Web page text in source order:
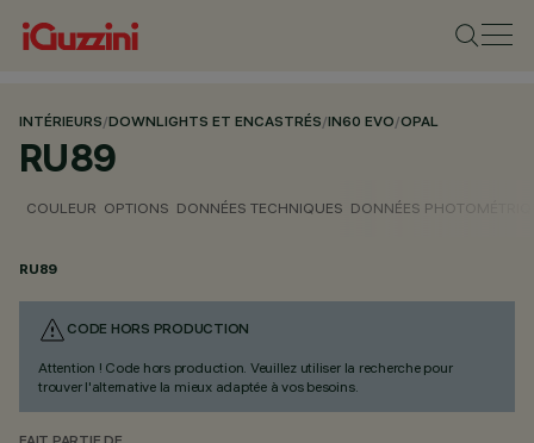
INTÉRIEURS/DOWNLIGHTS ET ENCASTRÉS/IN60 EVO/OPAL
RU89
COULEUR OPTIONS DONNÉES TECHNIQUES DONNÉES
RU89
CODE HORS PRODUCTION
Attention ! Code hors production. Veuillez utiliser la recherche pour
trouver l'alternative la mieux adaptée à vos besoins.